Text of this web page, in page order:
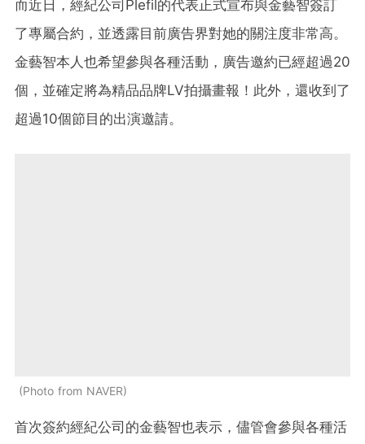
而近日，經紀公司Plefil的代表正式宣布與金藝智簽訂
了專屬合約，並透露目前廣告界對她的關注度非常高。
金藝智本人也希望參與各種活動，廣告邀約已經超過20
個，並確定將為精品品牌LV拍攝畫報！此外，還收到了
超過10個節目的出演邀請。
Photo from NAVER
首次簽約經紀公司的金藝智也表示，儘管會參與各種活